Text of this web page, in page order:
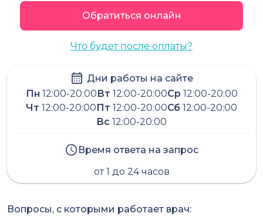
Обратиться онлайн
Что будет после оплаты?
Дни работы на сайте
Пн 12:00-20:00 Вт 12:00-20:00Ср 12:00-20:00
Чт 12:00-20:00 Пт 12:00-20:00Сб 12:00-20:00
Вс 12:00-20:00
Время ответа на запрос
от 1 до 24 часов
Вопросы, с которыми работает врач: